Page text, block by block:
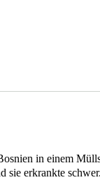
in einem
sie erkrankte schwer.